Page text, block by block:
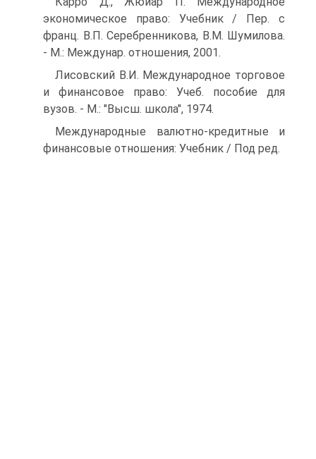
экономическое право: Учебник / Пер. с
франц. В.П. Серебренникова, В.М. Шумилова.
- М.: Междунар. отношения, 2001.
Лисовский В.И. Международное торговое
и финансовое право: Учеб. пособие для
вузов. - М.: "Высш. школа", 1974.
Международные валютно-кредитные и
финансовые отношения: Учебник / Под ред.